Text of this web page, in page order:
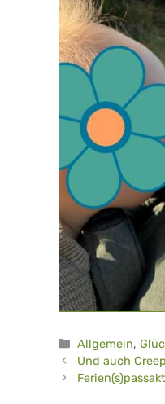
Kategorien
Allgemein,
Und auch